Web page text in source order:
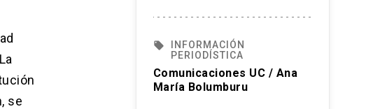
se
local_offer
INFORMACIÓN
PERIODÍSTICA
Comunicaciones UC / Ana
María Bolumburu